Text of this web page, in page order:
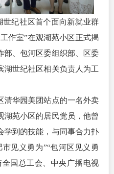
世纪社区首个面向新就业群
作室”在观湖苑小区正式揭
部、包河区委组织部、区委
湖世纪社区相关负责人为工
清华园美团站点的一名外卖
湖苑小区的居民党员，他曾
学到的技能，与同事合力扑
市见义勇为”“包河区见义勇
国总工会、中央广播电视